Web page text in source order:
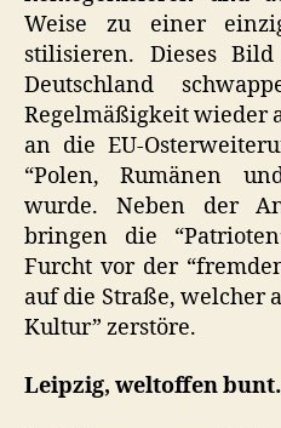
Weise zu einer
stilisieren. Dieses
Deutschland
Regelmäßigkeit wieder
an die EU-
“Polen, Rumänen
wurde. Neben der
bringen die
Furcht vor der
auf die Straße, welcher
Kultur” zerstöre.
Leipzig, weltoffen